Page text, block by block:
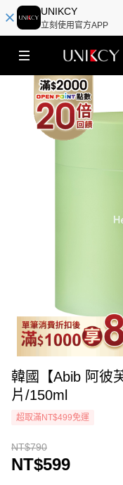
UNIKCY
立刻使用官方APP
韓國【Abib 阿彼
片/150ml
超取滿NT$499免運
NT$790
NT$599